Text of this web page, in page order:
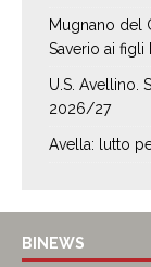
Mugnano del
Saverio ai figli
U.S. Avellino.
2026/27
Avella: lutto
BINEWS